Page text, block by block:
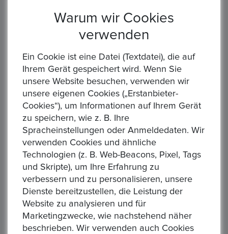
DEUTSCHES KAISERREICH. HAMBURG, Freie und Hansestadt 1871-1918. 20 Mark 1876 J. 7,17 gr. Feingold
Startpreis : 1,00 €
Alle Gebote
‹ ›
Warum wir Cookies
verwenden
Ein Cookie ist eine Datei (Textdatei), die auf
Ihrem Gerät gespeichert wird. Wenn Sie
unsere Website besuchen, verwenden wir
unsere eigenen Cookies („Erstanbieter-
Cookies“), um Informationen auf Ihrem Gerät
zu speichern, wie z. B. Ihre
Spracheinstellungen oder Anmeldedaten. Wir
verwenden Cookies und ähnliche
Technologien (z. B. Web-Beacons, Pixel, Tags
und Skripte), um Ihre Erfahrung zu
verbessern und zu personalisieren, unsere
Dienste bereitzustellen, die Leistung der
Website zu analysieren und für
Marketingzwecke, wie nachstehend näher
beschrieben. Wir verwenden auch Cookies